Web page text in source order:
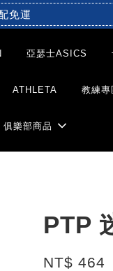
免運
亞瑟士ASICS
ATHLETA 教練專
俱樂部商品
PTP
NT$ 464